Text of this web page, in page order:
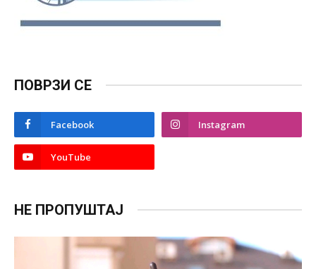
ПОВРЗИ СЕ
Facebook Instagram
YouTube
НЕ ПРОПУШТАЈ